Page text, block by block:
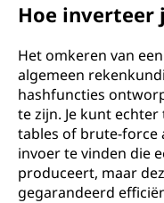
Hoe inverteer
Het omkeren van
algemeen
hashfuncties
te zijn. Je kunt
tables of brute-force
invoer te vinden die
produceert, maar
gegarandeerd